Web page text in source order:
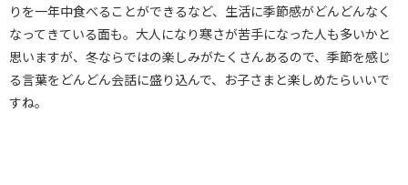
りを一年中食べることができるなど、生活に季節感がどんどんなく
なってきている面も。大人になり寒さが苦手になった人も多いかと
思いますが、冬ならではの楽しみがたくさんあるので、季節を感じ
る言葉をどんどん会話に盛り込んで、お子さまと楽しめたらいいで
すね。